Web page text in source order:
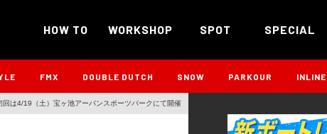
HOW TO WORKSHOP SPOT SPECIAL
FMX DOUBLE DUTCH SNOW PARKOUR INLINE
は4/19（土）宝ヶ池アーバンスポーツパークにて開催